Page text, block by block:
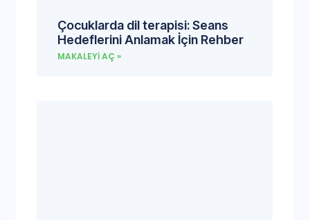
Çocuklarda dil terapisi: Seans
Hedeflerini Anlamak İçin Rehber
MAKALEYI AÇ »